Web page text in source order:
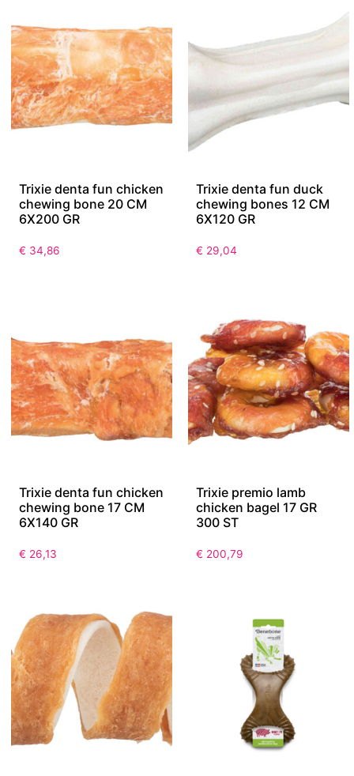
Trixie denta fun chicken
chewing bone 20 CM
6X200 GR
€ 34,86
Trixie denta fun duck
chewing bones 12 CM
6X120 GR
€ 29,04
Trixie denta fun chicken
chewing bone 17 CM
6X140 GR
€ 26,13
Trixie premio lamb
chicken bagel 17 GR
300 ST
€ 200,79